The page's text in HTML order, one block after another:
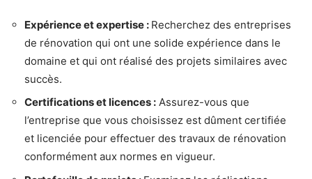
Expérience et expertise : Recherchez des entreprises
de rénovation qui ont une solide expérience dans le
domaine et qui ont réalisé des projets similaires avec
succès.
Certifications et licences : Assurez-vous que
l’entreprise que vous choisissez est dûment certifiée
et licenciée pour effectuer des travaux de rénovation
conformément aux normes en vigueur.